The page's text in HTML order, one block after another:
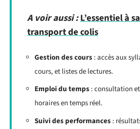
A voir aussi :L’essentiel à
transport de colis
Gestion des cours: accès aux
cours, et listes de lectures.
Emploi du temps: consultation
horaires en temps réel.
Suivi des performances: